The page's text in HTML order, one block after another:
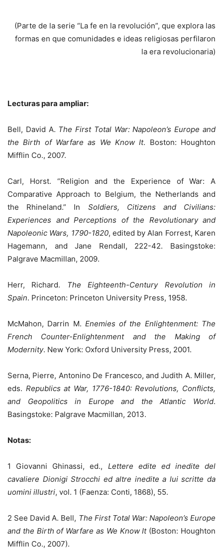
(Parte de la serie “La fe en la revolución”, que explora las
formas en que comunidades e ideas religiosas perfilaron
la era revolucionaria)
Lecturas para ampliar:
Bell, David A. The First Total War: Napoleon’s Europe and
the Birth of Warfare as We Know It. Boston: Houghton
Mifflin Co., 2007.
Carl, Horst. “Religion and the Experience of War: A
Comparative Approach to Belgium, the Netherlands and
the Rhineland.” In Soldiers, Citizens and Civilians:
Experiences and Perceptions of the Revolutionary and
Napoleonic Wars, 1790-1820, edited by Alan Forrest, Karen
Hagemann, and Jane Rendall, 222-42. Basingstoke:
Palgrave Macmillan, 2009.
Herr, Richard. The Eighteenth-Century Revolution in
Spain. Princeton: Princeton University Press, 1958.
McMahon, Darrin M. Enemies of the Enlightenment: The
French Counter-Enlightenment and the Making of
Modernity. New York: Oxford University Press, 2001.
Serna, Pierre, Antonino De Francesco, and Judith A. Miller,
eds. Republics at War, 1776-1840: Revolutions, Conflicts,
and Geopolitics in Europe and the Atlantic World.
Basingstoke: Palgrave Macmillan, 2013.
Notas:
1 Giovanni Ghinassi, ed., Lettere edite ed inedite del
cavaliere Dionigi Strocchi ed altre inedite a lui scritte da
uomini illustri, vol. 1 (Faenza: Conti, 1868), 55.
2 See David A. Bell, The First Total War: Napoleon’s Europe
and the Birth of Warfare as We Know It(Boston: Houghton
Mifflin Co., 2007).